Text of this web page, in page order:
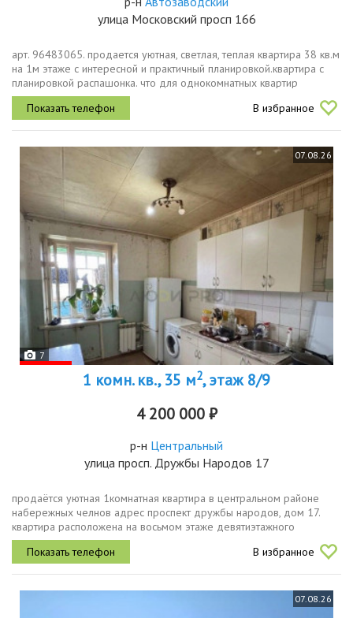
улица Московский просп 166
арт. 96483065. продается уютная, светлая, теплая квартира 38 кв.м
на 1м этаже с интересной и практичный планировкой.квартира с
планировкой распашонка. что для однокомнатных квартир
редкость. просторная кухня 12,4 кв.м в которую вы влюбитесь
сразу и...
В избранное
07.08.26
7
1 комн. кв., 35 м2, этаж 8/9
4 200 000 ₽
р-н Центральный
улица просп. Дружбы Народов 17
продаётся уютная 1комнатная квартира в центральном районе
набережных челнов адрес проспект дружбы народов, дом 17.
квартира расположена на восьмом этаже девятиэтажного
кирпичного дома. высота потолков 2,7 метра, что создаёт
ощущение простора и...
В избранное
07.08.26